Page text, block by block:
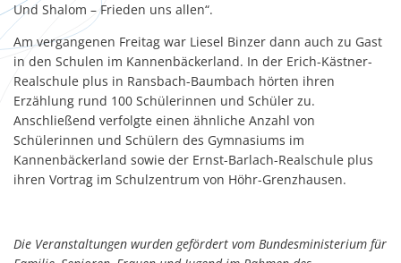
Und Shalom – Frieden uns allen“.
Am vergangenen Freitag war Liesel Binzer dann auch zu Gast
in den Schulen im Kannenbäckerland. In der Erich-Kästner-
Realschule plus in Ransbach-Baumbach hörten ihren
Erzählung rund 100 Schülerinnen und Schüler zu.
Anschließend verfolgte einen ähnliche Anzahl von
Schülerinnen und Schülern des Gymnasiums im
Kannenbäckerland sowie der Ernst-Barlach-Realschule plus
ihren Vortrag im Schulzentrum von Höhr-Grenzhausen.
Die Veranstaltungen wurden gefördert vom Bundesministerium für